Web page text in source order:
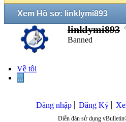
Xem Hồ sơ: linklymi893
linklymi893
Banned
Về tôi
...
Đăng nhập Đăng Ký
Diễn đàn sử dụng